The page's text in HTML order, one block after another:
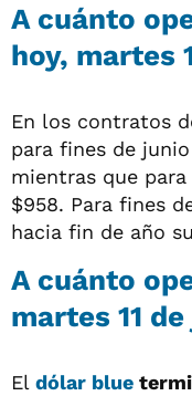
A cuánto
hoy, martes
En los contratos
para fines de
mientras que
$958. Para fines
hacia fin de año
A cuánto
martes 11
El dólar blue